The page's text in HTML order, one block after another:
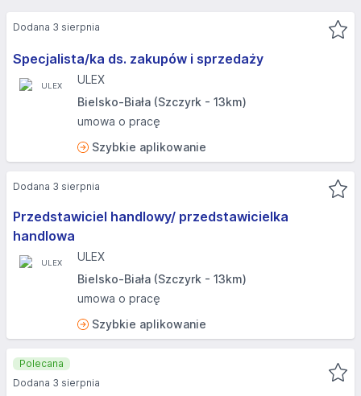
Specjalista/ka ds. zakupów i sprzedaży
ULEX
Bielsko-Biała (Szczyrk - 13km)
umowa o pracę
Szybkie aplikowanie
Dodana 3 sierpnia
Przedstawiciel handlowy/ przedstawicielka
handlowa
ULEX
Bielsko-Biała (Szczyrk - 13km)
umowa o pracę
Szybkie aplikowanie
Dodana 3 sierpnia
Polecana
Dodana 3 sierpnia